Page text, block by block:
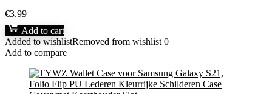
€3.99
Add to cart
Added to wishlistRemoved from wishlist 0
Add to compare